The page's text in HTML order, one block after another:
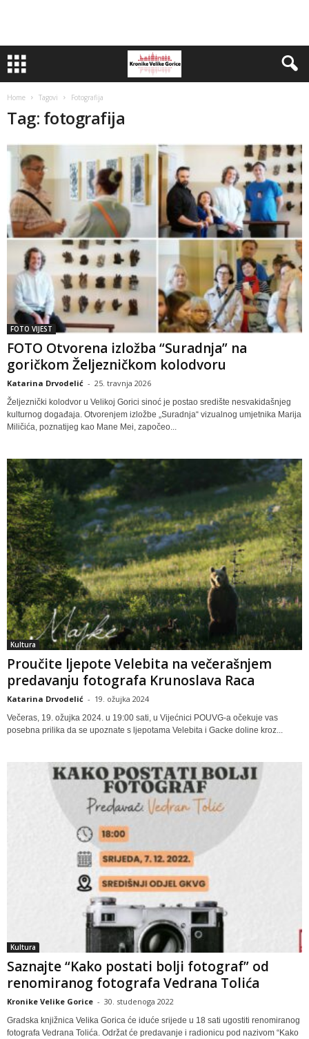
Home Tagovi Fotografija
Tag: fotografija
FOTO VIJEST
FOTO Otvorena izložba “Suradnja” na
goričkom Željezničkom kolodvoru
Katarina Drvodelić - 25. travnja 2026
Željeznički kolodvor u Velikoj Gorici sinoć je postao središte nesvakidašnjeg
kulturnog događaja. Otvorenjem izložbe „Suradnja“ vizualnog umjetnika Marija
Miličića, poznatijeg kao Mane Mei, započeo...
Kultura
Proučite ljepote Velebita na večerašnjem
predavanju fotografa Krunoslava Raca
Katarina Drvodelić - 19. ožujka 2024
Večeras, 19. ožujka 2024. u 19:00 sati, u Vijećnici POUVG-a očekuje vas
posebna prilika da se upoznate s ljepotama Velebita i Gacke doline kroz...
Kultura
Saznajte “Kako postati bolji fotograf” od
renomiranog fotografa Vedrana Tolića
Kronike Velike Gorice - 30. studenoga 2022
Gradska knjižnica Velika Gorica će iduće srijede u 18 sati ugostiti renomiranog
fotografa Vedrana Tolića. Održat će predavanje i radionicu pod nazivom “Kako